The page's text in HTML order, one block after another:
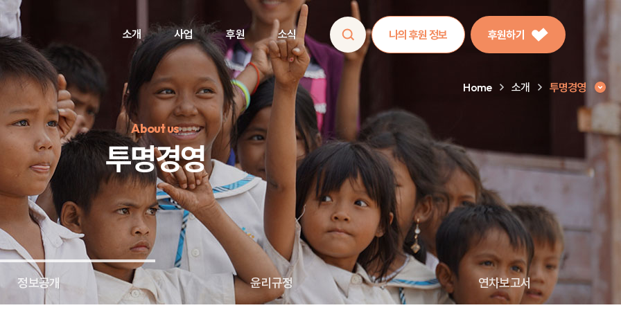
소개 사업 후원 소식 나의 후원 정보 후원하기
후원#하트플레이스#캠페인#팬덤후원
Home 소개 투명경영
About us
투명경영
정보공개 윤리규정 연차보고서